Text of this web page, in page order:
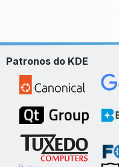
Patronos do KDE